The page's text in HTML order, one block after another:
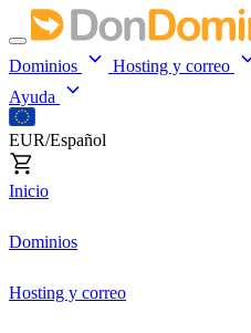
Dominios Hosting y correo
Ayuda
EUR/Español
Inicio
Dominios
Hosting y correo